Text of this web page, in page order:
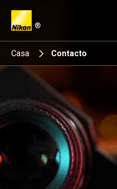
®
Search keyword(s)
Casa Contacto